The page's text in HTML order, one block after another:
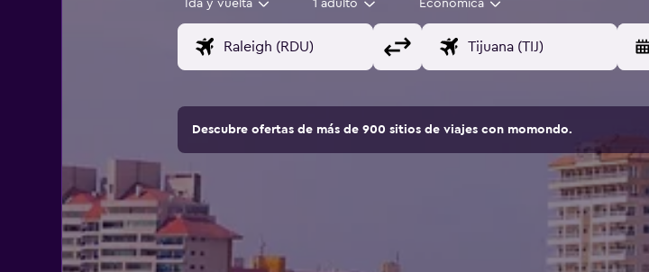
Ida y vuelta 1 adulto Económica
Descubre ofertas de más de 900 sitios de viajes con momondo.